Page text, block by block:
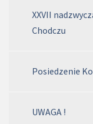
XXVII
Chodczu
Posiedzenie
UWAGA !